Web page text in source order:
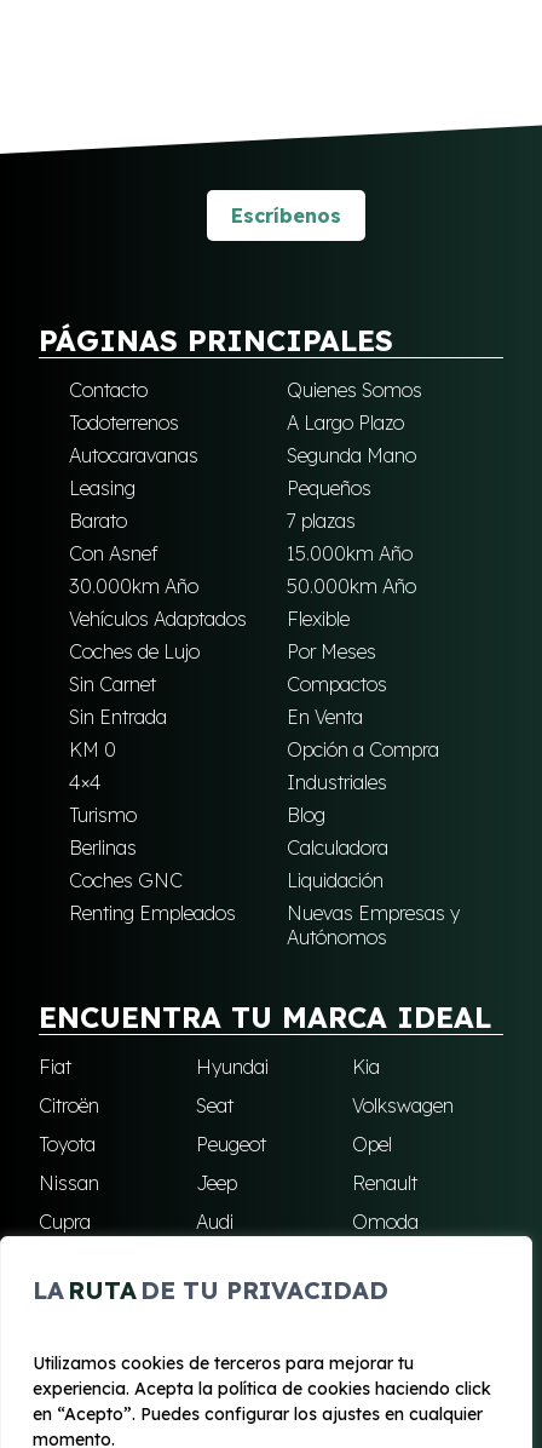
LA RUTA DE TU PRIVACIDAD
Utilizamos cookies de terceros para mejorar tu
experiencia. Acepta la política de cookies haciendo click
en “Acepto”. Puedes configurar los ajustes en cualquier
momento.
Escríbenos
PÁGINAS PRINCIPALES
Contacto
Quienes Somos
Todoterrenos
A Largo Plazo
Autocaravanas
Segunda Mano
Leasing
Pequeños
Barato
7 plazas
Con Asnef
15.000km Año
30.000km Año
50.000km Año
Vehículos Adaptados
Flexible
Coches de Lujo
Por Meses
Sin Carnet
Compactos
Sin Entrada
En Venta
KM 0
Opción a Compra
4×4
Industriales
Turismo
Blog
Berlinas
Calculadora
Coches GNC
Liquidación
Renting Empleados
Nuevas Empresas y
Autónomos
ENCUENTRA TU MARCA IDEAL
Fiat Hyundai
Kia
Citroën
Seat
Volkswagen
Toyota
Peugeot
Opel
Nissan
Jeep
Renault
Cupra
Audi
Omoda
Skoda
Ford Todas las marcas
© 2020 - 2026 Renting Mallorca
Aviso legal y Privacidad